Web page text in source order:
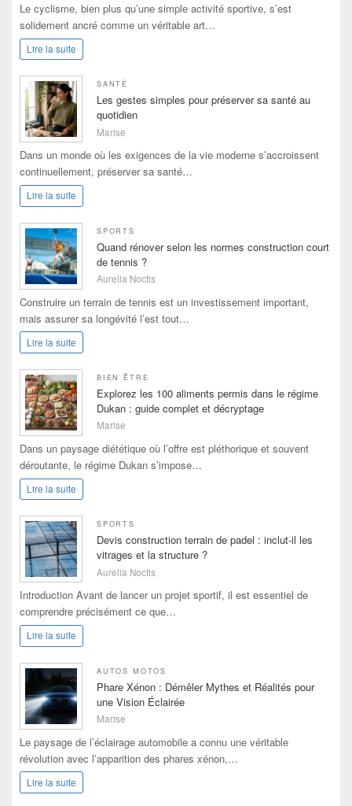
Le cyclisme, bien plus qu’une simple activité sportive, s’est
solidement ancré comme un véritable art…
Lire la suite
SANTÉ
Les gestes simples pour préserver sa santé au
quotidien
Marise
Dans un monde où les exigences de la vie moderne s’accroissent
continuellement, préserver sa santé…
Lire la suite
SPORTS
Quand rénover selon les normes construction court
de tennis ?
Aurelia Noctis
Construire un terrain de tennis est un investissement important,
mais assurer sa longévité l’est tout…
Lire la suite
BIEN ÊTRE
Explorez les 100 aliments permis dans le régime
Dukan : guide complet et décryptage
Marise
Dans un paysage diététique où l’offre est pléthorique et souvent
déroutante, le régime Dukan s’impose…
Lire la suite
SPORTS
Devis construction terrain de padel : inclut-il les
vitrages et la structure ?
Aurelia Noctis
Introduction Avant de lancer un projet sportif, il est essentiel de
comprendre précisément ce que…
Lire la suite
AUTOS MOTOS
Phare Xénon : Démêler Mythes et Réalités pour
une Vision Éclairée
Marise
Le paysage de l’éclairage automobile a connu une véritable
révolution avec l’apparition des phares xénon,…
Lire la suite